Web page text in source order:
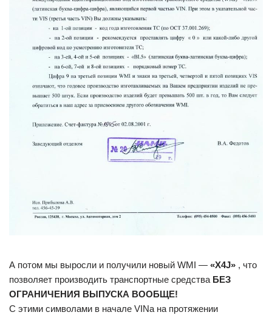
А потом мы выросли и получили новый WMI — «X4J» , что
позволяет производить транспортные средства БЕЗ
ОГРАНИЧЕНИЯ ВЫПУСКА ВООБЩЕ!
С этими символами в начале VINа на протяжении